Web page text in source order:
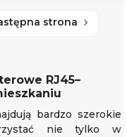
strona
RJ45–
bardzo szerokie
nie tylko w